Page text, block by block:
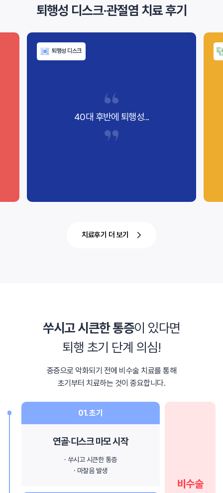
퇴행성 디스크·관절염 치료 후기
퇴행성 디스크
40대 후반에 퇴행성...
치료후기 더 보기
쑤시고 시큰한 통증이 있다면
퇴행 초기 단계 의심!
중증으로 악화되기 전에 비수술 치료를 통해
초기부터 치료하는 것이 중요합니다.
01. 초기
연골·디스크 마모 시작
· 쑤시고 시큰한 통증
· 마찰음 발생
비수술